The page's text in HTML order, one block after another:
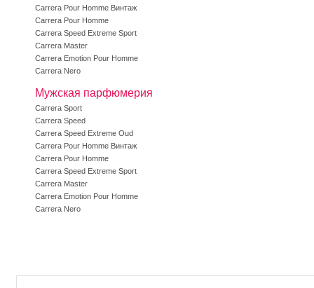
Carrera Pour Homme Винтаж
Carrera Pour Homme
Carrera Speed Extreme Sport
Carrera Master
Carrera Emotion Pour Homme
Carrera Nero
Мужская парфюмерия
Carrera Sport
Carrera Speed
Carrera Speed Extreme Oud
Carrera Pour Homme Винтаж
Carrera Pour Homme
Carrera Speed Extreme Sport
Carrera Master
Carrera Emotion Pour Homme
Carrera Nero